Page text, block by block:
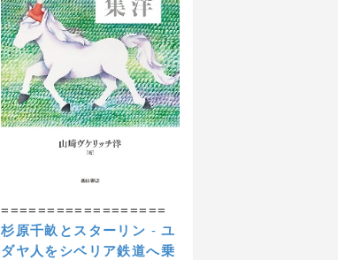
==================
杉原千畝とスターリン -ユ
ダヤ人をシベリア鉄道へ乗